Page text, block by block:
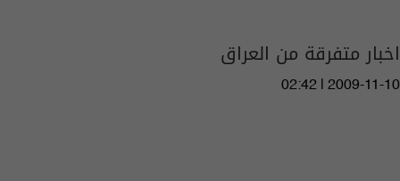
اخبار متفرقة من العراق
02:42 | 2009-11-10